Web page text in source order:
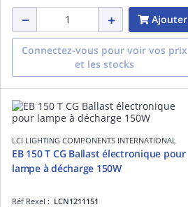
Ajouter
Connectez-vous pour voir vos prix
et les stocks
LCI LIGHTING COMPONENTS INTERNATIONAL
EB 150 T CG Ballast électronique pour
lampe à décharge 150W
Réf Rexel : LCN1211151